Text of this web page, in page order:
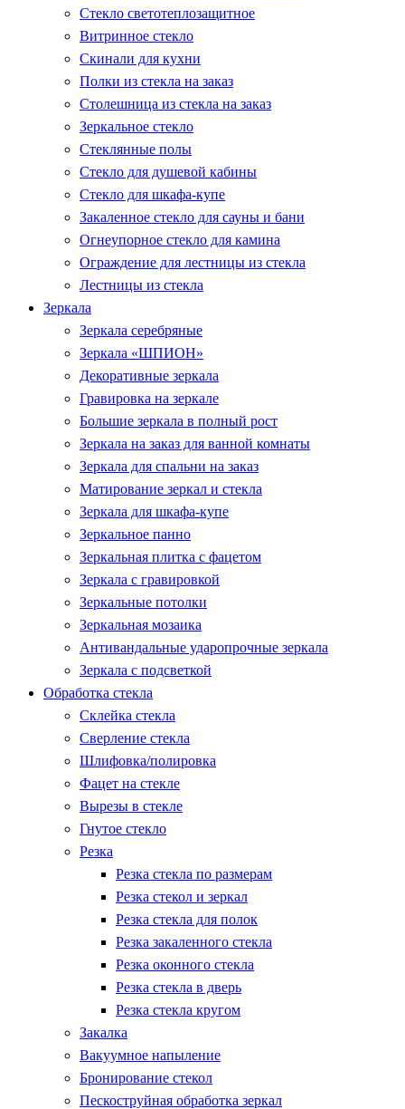
Стекло светотеплозащитное
Витринное стекло
Скинали для кухни
Полки из стекла на заказ
Столешница из стекла на заказ
Зеркальное стекло
Стеклянные полы
Стекло для душевой кабины
Стекло для шкафа-купе
Закаленное стекло для сауны и бани
Огнеупорное стекло для камина
Ограждение для лестницы из стекла
Лестницы из стекла
Зеркала
Зеркала серебряные
Зеркала «ШПИОН»
Декоративные зеркала
Гравировка на зеркале
Большие зеркала в полный рост
Зеркала на заказ для ванной комнаты
Зеркала для спальни на заказ
Матирование зеркал и стекла
Зеркала для шкафа-купе
Зеркальное панно
Зеркальная плитка с фацетом
Зеркала с гравировкой
Зеркальные потолки
Зеркальная мозаика
Антивандальные ударопрочные зеркала
Зеркала с подсветкой
Обработка стекла
Склейка стекла
Сверление стекла
Шлифовка/полировка
Фацет на стекле
Вырезы в стекле
Гнутое стекло
Резка
Резка стекла по размерам
Резка стекол и зеркал
Резка стекла для полок
Резка закаленного стекла
Резка оконного стекла
Резка стекла в дверь
Резка стекла кругом
Закалка
Вакуумное напыление
Бронирование стекол
Пескоструйная обработка зеркал